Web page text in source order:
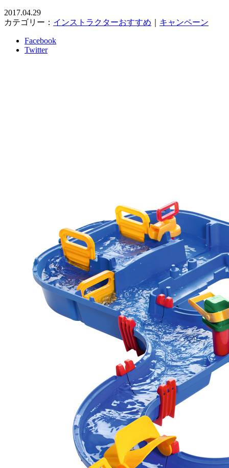
2017.04.29
カテゴリー： インストラクターおすすめ キャンペーン
Facebook
Twitter